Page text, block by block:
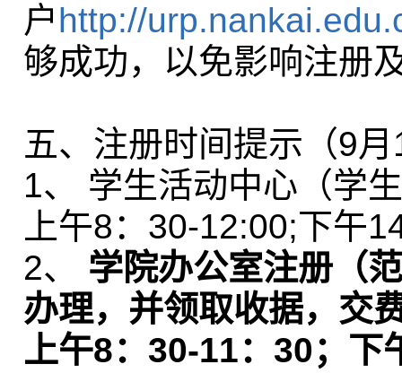
户http://
够成功，以免影响注册
五、注册时间提示（9
1、 学生活动中心（学
上午8：30-12:00;下午
2、 学院办公室注册（
办理，并领取收据， 交
上午8：30-11：30；下